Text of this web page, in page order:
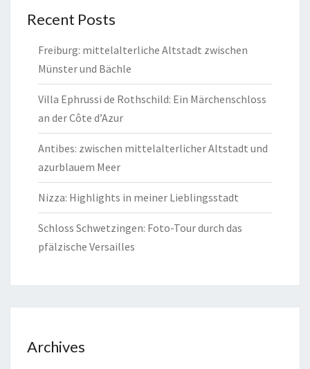
Recent Posts
Freiburg: mittelalterliche Altstadt zwischen
Münster und Bächle
Villa Ephrussi de Rothschild: Ein Märchenschloss
an der Côte d’Azur
Antibes: zwischen mittelalterlicher Altstadt und
azurblauem Meer
Nizza: Highlights in meiner Lieblingsstadt
Schloss Schwetzingen: Foto-Tour durch das
pfälzische Versailles
Archives